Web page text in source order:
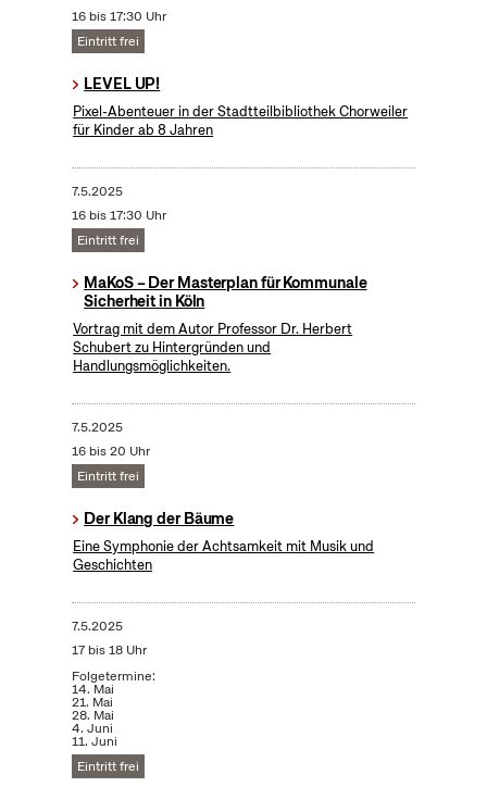
16 bis 17:30 Uhr
Eintritt frei
LEVEL UP!
Pixel-Abenteuer in der Stadtteilbibliothek Chorweiler
für Kinder ab 8 Jahren
7.5.2025
16 bis 17:30 Uhr
Eintritt frei
MaKoS – Der Masterplan für Kommunale
Sicherheit in Köln
Vortrag mit dem Autor Professor Dr. Herbert
Schubert zu Hintergründen und
Handlungsmöglichkeiten.
7.5.2025
16 bis 20 Uhr
Eintritt frei
Der Klang der Bäume
Eine Symphonie der Achtsamkeit mit Musik und
Geschichten
7.5.2025
17 bis 18 Uhr
Folgetermine:
14. Mai
21. Mai
28. Mai
4. Juni
11. Juni
Eintritt frei